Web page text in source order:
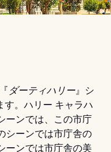
ダーティハリー』シ
す。ハリー キャラハ
ーンでは、この市庁
シーンでは市庁舎の
ーンでは市庁舎の美